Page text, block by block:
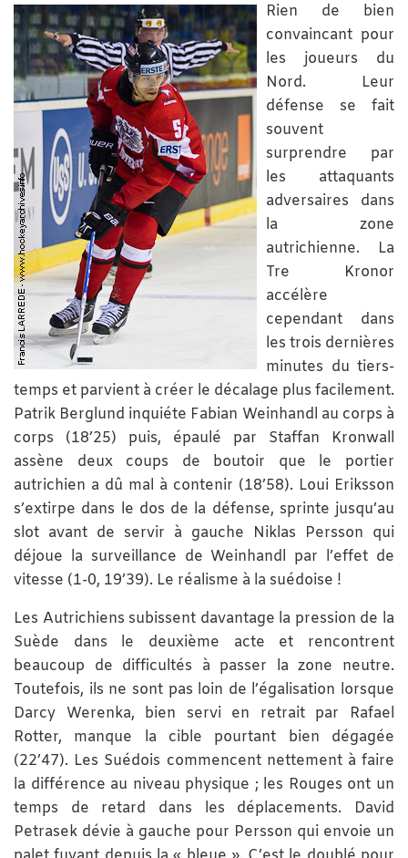
Rien de bien
convaincant pour
les joueurs du
Nord. Leur
défense se fait
souvent
surprendre par
les attaquants
adversaires dans
la zone
autrichienne. La
Tre Kronor
accélère
cependant dans
les trois dernières
minutes du tiers-
temps et parvient à créer le décalage plus facilement.
Patrik Berglund inquiéte Fabian Weinhandl au corps à
corps (18’25) puis, épaulé par Staffan Kronwall
assène deux coups de boutoir que le portier
autrichien a dû mal à contenir (18’58). Loui Eriksson
s’extirpe dans le dos de la défense, sprinte jusqu’au
slot avant de servir à gauche Niklas Persson qui
déjoue la surveillance de Weinhandl par l’effet de
vitesse (1-0, 19’39). Le réalisme à la suédoise !
Les Autrichiens subissent davantage la pression de la
Suède dans le deuxième acte et rencontrent
beaucoup de difficultés à passer la zone neutre.
Toutefois, ils ne sont pas loin de l’égalisation lorsque
Darcy Werenka, bien servi en retrait par Rafael
Rotter, manque la cible pourtant bien dégagée
(22’47). Les Suédois commencent nettement à faire
la différence au niveau physique ; les Rouges ont un
temps de retard dans les déplacements. David
Petrasek dévie à gauche pour Persson qui envoie un